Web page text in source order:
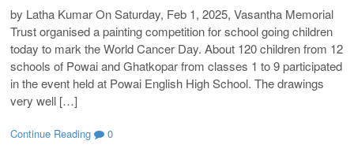
by Latha Kumar On Saturday, Feb 1, 2025, Vasantha Memorial
Trust organised a painting competition for school going children
today to mark the World Cancer Day. About 120 children from 12
schools of Powai and Ghatkopar from classes 1 to 9 participated
in the event held at Powai English High School. The drawings
very well […]
Continue Reading 0